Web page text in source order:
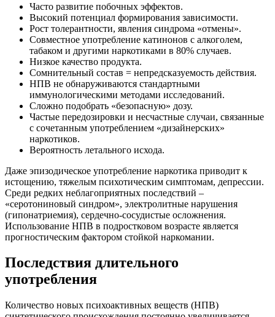
Часто развитие побочных эффектов.
Высокий потенциал формирования зависимости.
Рост толерантности, явления синдрома «отмены».
Совместное употребление катинонов с алкоголем,
табаком и другими наркотиками в 80% случаев.
Низкое качество продукта.
Сомнительный состав = непредсказуемость действия.
НПВ не обнаруживаются стандартными
иммунологическими методами исследований.
Сложно подобрать «безопасную» дозу.
Частые передозировки и несчастные случаи, связанные
с сочетанным употреблением «дизайнерских»
наркотиков.
Вероятность летального исхода.
Даже эпизодическое употребление наркотика приводит к
истощению, тяжелым психотическим симптомам, депрессии.
Среди редких неблагоприятных последствий –
«серотониновый синдром», электролитные нарушения
(гипонатриемия), сердечно-сосудистые осложнения.
Использование НПВ в подростковом возрасте является
прогностическим фактором стойкой наркомании.
Последствия длительного
употребления
Количество новых психоактивных веществ (НПВ)